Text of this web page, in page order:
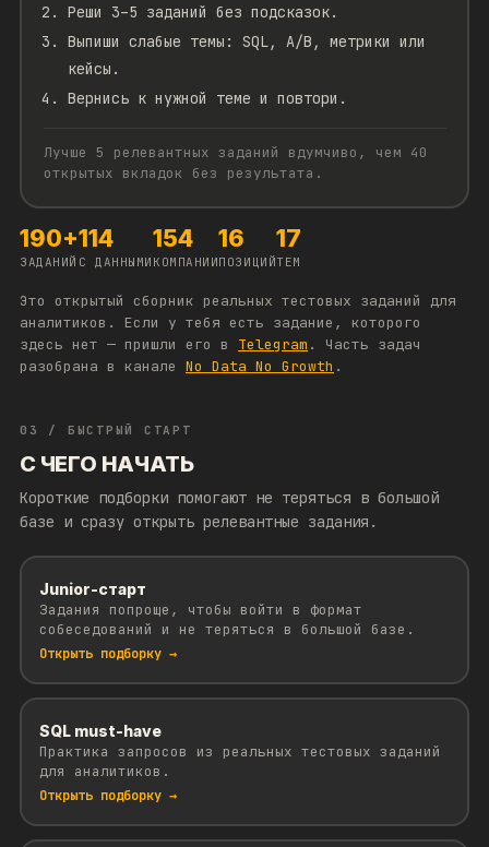
Реши 3–5 заданий без подсказок.
Выпиши слабые темы: SQL, A/B, метрики или
кейсы.
Вернись к нужной теме и повтори.
Лучше 5 релевантных заданий вдумчиво, чем 40
открытых вкладок без результата.
190+
ЗАДАНИЙ
114
С ДАННЫМИ
154
КОМПАНИИ
16
ПОЗИЦИЙ
17
ТЕМ
Это открытый сборник реальных тестовых заданий для
аналитиков. Если у тебя есть задание, которого
здесь нет — пришли его в Telegram . Часть задач
разобрана в канале No Data No Growth .
03 / БЫСТРЫЙ СТАРТ
С ЧЕГО НАЧАТЬ
Короткие подборки помогают не теряться в большой
базе и сразу открыть релевантные задания.
Junior-старт
Задания попроще, чтобы войти в формат
собеседований и не теряться в большой базе.
Открыть подборку →
SQL must-have
Практика запросов из реальных тестовых заданий
для аналитиков.
Открыть подборку →